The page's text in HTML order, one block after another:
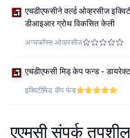
एचडीएफसीने वर्ल्ड ओव्हरसीज
डीआइआर ग्रोथ विकसित केली
अन्यफॉफ्स ओव्हरसीज
एचडीएफसी मिड् केप फन्ड -
इक्विटीमिड कॅप फंड
एएमसी संपर्क तपशील